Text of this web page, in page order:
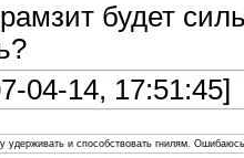
будет
04-14, 17:51:45]
удерживать и способствовать гнилям.